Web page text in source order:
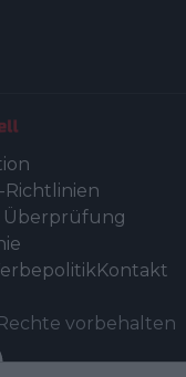
Überprüfung
Kontakt
vorbehalten